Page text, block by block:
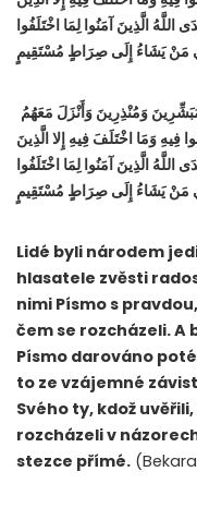
اللَّهُ الَّذِينَ آمَنُوا لِمَا اخْتَلَفُوا
مَنْ يَشَاءُ إِلَى صِرَاطٍ مُسْتَقِيمٍ
وَمُنْذِرِينَ وَأَنْزَلَ مَعَهُمُ
فِيهِ وَمَا اخْتَلَفَ فِيهِ إِلا الَّذِينَ
اللَّهُ الَّذِينَ آمَنُوا لِمَا اخْتَلَفُوا
مَنْ يَشَاءُ إِلَى صِرَاطٍ مُسْتَقِيمٍ
Lidé byli národem
hlasatele zvěsti
nimi Písmo s
čem se rozcházeli. A
Písmo darováno
to ze vzájemné
Svého ty, kdož
rozcházeli v
stezce přímé.